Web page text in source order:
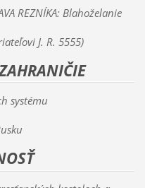
REZNÍKA: Blahoželanie
J. R. 5555)
systému